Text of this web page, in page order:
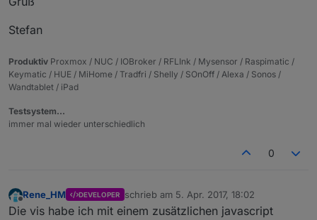
Stefan
Produktiv Proxmox / NUC / IOBroker / RFLInk / Mysensor / Raspimatic /
Keymatic / HUE / MiHome / Tradfri / Shelly / SOnOff / Alexa / Sonos /
Wandtablet / iPad
Testsystem…
immer mal wieder unterschiedlich
0
Offline
Rene_HM DEVELOPER schrieb am 5. Apr. 2017, 18:02
zuletzt editiert von
Die vis habe ich mit einem zusätzlichen javascript